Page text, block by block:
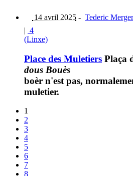
14 avril 2025 - Tederic Merger
| 4
(Linxe)
Place des Muletiers Plaça
dous Bouès
boèr n'est pas,
muletier.
1
2
3
4
5
6
7
8